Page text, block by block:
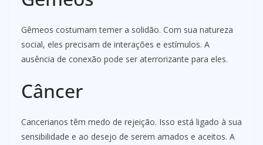
Gêmeos costumam temer a solidão. Com sua natureza
social, eles precisam de interações e estímulos. A
ausência de conexão pode ser aterrorizante para eles.
Câncer
Cancerianos têm medo de rejeição. Isso está ligado à sua
sensibilidade e ao desejo de serem amados e aceitos. A